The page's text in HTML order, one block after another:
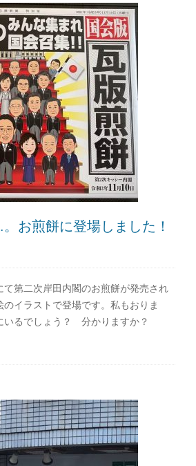
お煎餅に登場しました！
て第二次岸田内閣のお煎餅が発売され
イラストで登場です。私もおりま
いるでしょう？ 分かりますか？